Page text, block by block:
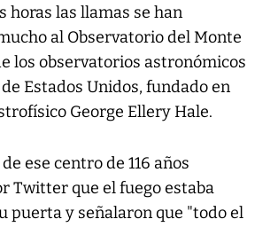
horas las llamas se han
al Observatorio del Monte
los observatorios astronómicos
Estados Unidos, fundado en
George Ellery Hale.
ese centro de 116 años
Twitter que el fuego estaba
puerta y señalaron que "todo el